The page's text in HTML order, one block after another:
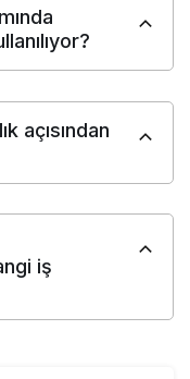
açısından
iş